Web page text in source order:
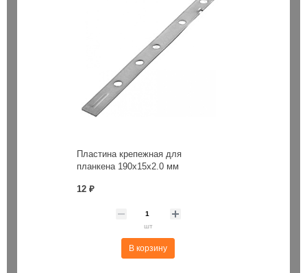
Пластина крепежная для
планкена 190х15х2.0 мм
12 ₽
шт
В корзину